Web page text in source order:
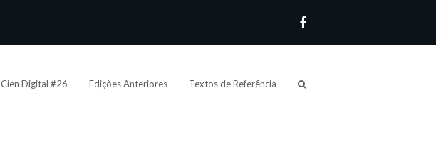
Facebook
Cien Digital #26 Edições Anteriores Textos de Referência